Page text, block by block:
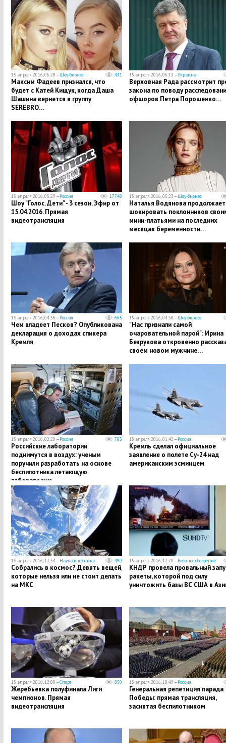
15 апреля 2016, 06:28 —Шоу-бизнес 431
Максим Фадеев признался, что
будет с Катей Кищук, когда Даша
Шашина вернется в группу
SEREBRO…
15 апреля 2016, 06:13 —Украина
Верховная Рада рассмотрит
закона по поводу
офшоров Петра Порошенко…
15 апреля 2016, 05:29 —Россия 17748
Шоу "Голос. Дети" - 3 сезон. Эфир от
15.04.2016. Прямая
видеотрансляция
15 апреля 2016, 05:23 —Шоу-бизнес
Наталья Водянова продолжает
шокировать поклонников
мини-платьями на последних
месяцах беременности…
15 апреля 2016, 04:36 —Россия 665
Чем владеет Песков? Опубликована
декларация о доходах спикера
Кремля
15 апреля 2016, 04:30 —Шоу-бизнес
"Нас признали самой
очаровательной парой": Ирина
Безрукова откровенно
своем новом мужчине…
15 апреля 2016, 02:20 —Россия 703
Российские лаборатории
поднимутся в воздух: ученым
поручили разработать на основе
беспилотника летающую
лабораторию…
15 апреля 2016, 01:42 —Россия
Кремль сделал официальное
заявление о полете Су-24 над
американским эсминцем
15 апреля 2016, 12:54 —Наука и техника 490
Собрались в космос? Девять вещей,
которые нельзя или не стоит делать
на МКС
15 апреля 2016, 12:20 —Военное обозрение
КНДР провела провальный
ракеты, которой под силу
уничтожить базы ВС США в
15 апреля 2016, 12:00 —Спорт 850
Жеребьевка полуфинала Лиги
чемпионов. Прямая
видеотрансляция
15 апреля 2016, 10:49 —Россия
Генеральная репетиция парада
Победы: прямая трансляция,
заснятая беспилотником